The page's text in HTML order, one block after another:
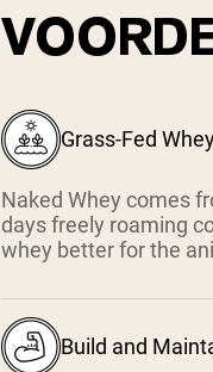
Grass-Fed
Naked Whey comes
days freely roaming
whey better for the
Build and